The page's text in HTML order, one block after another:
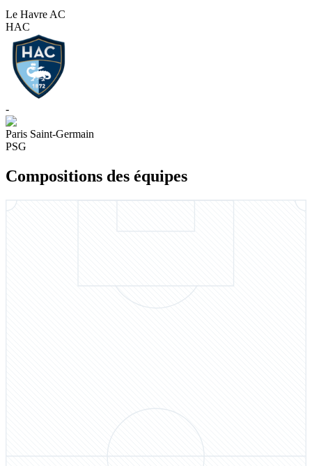
Le Havre AC
HAC
-
Paris Saint-Germain
PSG
Compositions des équipes